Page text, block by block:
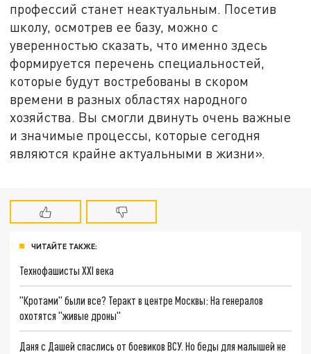
профессий станет неактуальным. Посетив
школу, осмотрев ее базу, можно с
уверенностью сказать, что именно здесь
формируется перечень специальностей,
которые будут востребованы в скором
времени в разных областях народного
хозяйства. Вы смогли двинуть очень важные
и значимые процессы, которые сегодня
являются крайне актуальными в жизни».
ЧИТАЙТЕ ТАКЖЕ:
Технофашисты XXI века
"Кротами" были все? Теракт в центре Москвы: На генералов
охотятся "живые дроны"
Даня с Дашей спаслись от боевиков ВСУ. Но беды для малышей не